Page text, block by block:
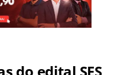
do edital SES